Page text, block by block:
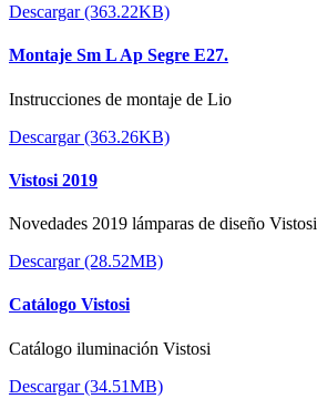
Descargar (363.22KB)
Montaje Sm L Ap Segre E27.
Instrucciones de montaje de Lio
Descargar (363.26KB)
Vistosi 2019
Novedades 2019 lámparas de diseño Vistosi
Descargar (28.52MB)
Catálogo Vistosi
Catálogo iluminación Vistosi
Descargar (34.51MB)